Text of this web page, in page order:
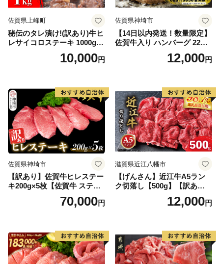
佐賀県上峰町
秘伝のタレ漬け!(訳あり)牛ヒ
レサイコロステーキ 1000g
10,000円
佐賀県神埼市
【14日以内発送！数量限定】
佐賀牛入り ハンバーグ 22個
2.6kg(120g×22個)【佐賀牛
黒毛和牛 ブランド牛 九州 ハ
気】(H083106)
12,000円
佐賀県神埼市
【訳あり】佐賀牛ヒレステー
キ200g×5枚【佐賀牛 ステー
キ ブランド肉 ヒレ肉 フィレ
肉 ジューシー ヘルシー】(H0
70,000円
滋賀県近江八幡市
【げんさん】近江牛A5ラン
ク切落し【500g】【訳あり】
12,000円